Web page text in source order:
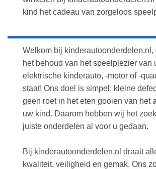
kind het cadeau van zorgeloos
Welkom bij kinderautoonderdelen.nl,
het behoud van het speelplezier van
elektrische kinderauto, -motor of -
staat! Ons doel is simpel: kleine
geen roet in het eten gooien van het
uw kind. Daarom hebben wij het
juiste onderdelen al voor u gedaan.
Bij kinderautoonderdelen.nl draait
kwaliteit, veiligheid en gemak. Ons